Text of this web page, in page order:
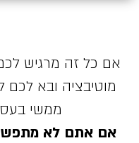
אם כל זה מרגיש
מוטיבציה ובא לכם
ממשי
אם אתם לא